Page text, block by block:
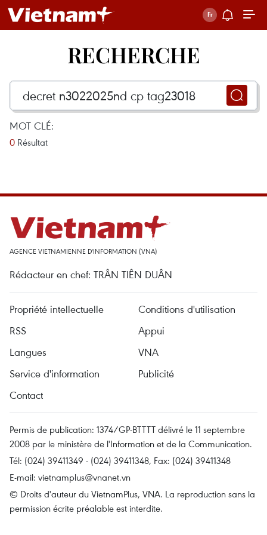
RECHERCHE
MOT CLÉ:
0 Résultat
AGENCE VIETNAMIENNE D'INFORMATION (VNA)
Rédacteur en chef: TRÂN TIÊN DUÂN
Propriété intellectuelle
Conditions d'utilisation
RSS
Appui
Langues
VNA
Service d'information
Publicité
Contact
Permis de publication: 1374/GP-BTTTT délivré le 11 septembre
2008 par le ministère de l'Information et de la Communication.
Tél: (024) 39411349 - (024) 39411348, Fax: (024) 39411348
E-mail: vietnamplus@vnanet.vn
© Droits d'auteur du VietnamPlus, VNA. La reproduction sans la
permission écrite préalable est interdite.